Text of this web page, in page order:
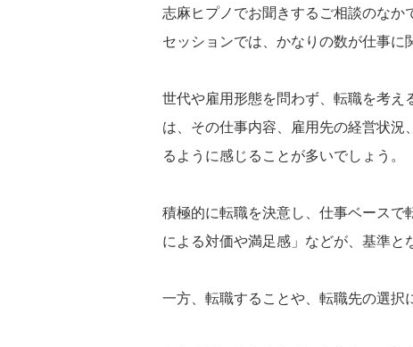
志麻ヒプノでお聞きするご相談のなか
セッションでは、かなりの数が仕事に
世代や雇用形態を問わず、転職を考
は、その仕事内容、雇用先の経営状
るように感じることが多いでしょう。
積極的に転職を決意し、仕事ベース
による対価や満足感」などが、基準と
一方、転職することや、転職先の選択